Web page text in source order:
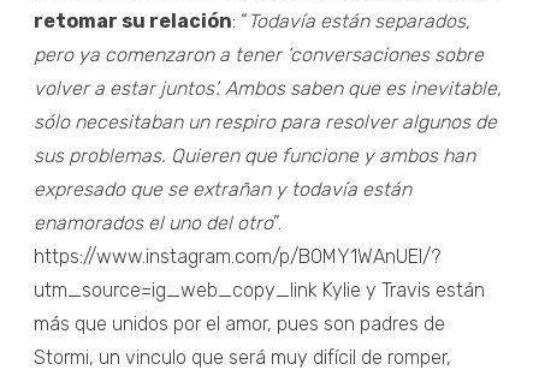
retomar su relación: “ Todavía están separados,
pero ya comenzaron a tener ‘conversaciones sobre
volver a estar juntos’. Ambos saben que es inevitable,
sólo necesitaban un respiro para resolver algunos de
sus problemas. Quieren que funcione y ambos han
expresado que se extrañan y todavía están
enamorados el uno del otro”.
https://www.instagram.com/p/B0MY1WAnUEI/?
utm_source=ig_web_copy_link Kylie y Travis están
más que unidos por el amor, pues son padres de
Stormi, un vinculo que será muy difícil de romper,